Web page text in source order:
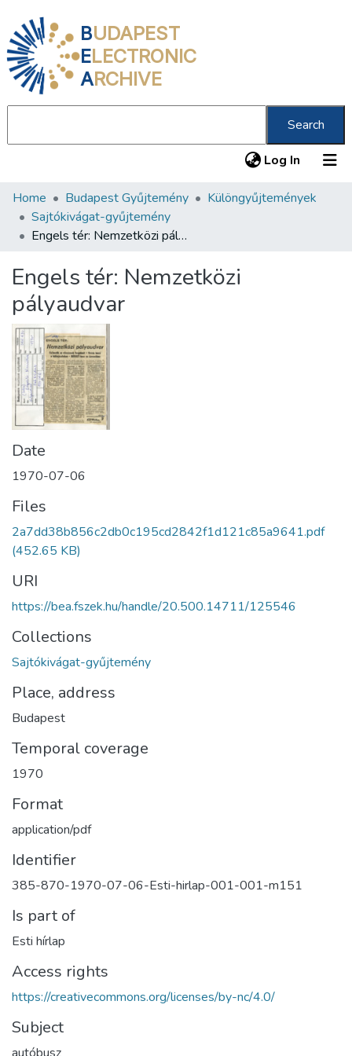
BUDAPEST
ELECTRONIC
ARCHIVE
Search
Log In (current)
Communities & Collections
All of DSpace
About us
Home Budapest Gyűjtemény
Különgyűjtemények
Sajtókivágat-gyűjtemény
Engels tér: Nemzetközi pályaudvar
Engels tér: Nemzetközi
pályaudvar
Date
1970-07-06
Files
2a7dd38b856c2db0c195cd2842f1d121c85a9641.pdf
(452.65 KB)
URI
https://bea.fszek.hu/handle/20.500.14711/125546
Collections
Sajtókivágat-gyűjtemény
Place, address
Budapest
Temporal coverage
1970
Format
application/pdf
Identifier
385-870-1970-07-06-Esti-hirlap-001-001-m151
Is part of
Esti hírlap
Access rights
https://creativecommons.org/licenses/by-nc/4.0/
Subject